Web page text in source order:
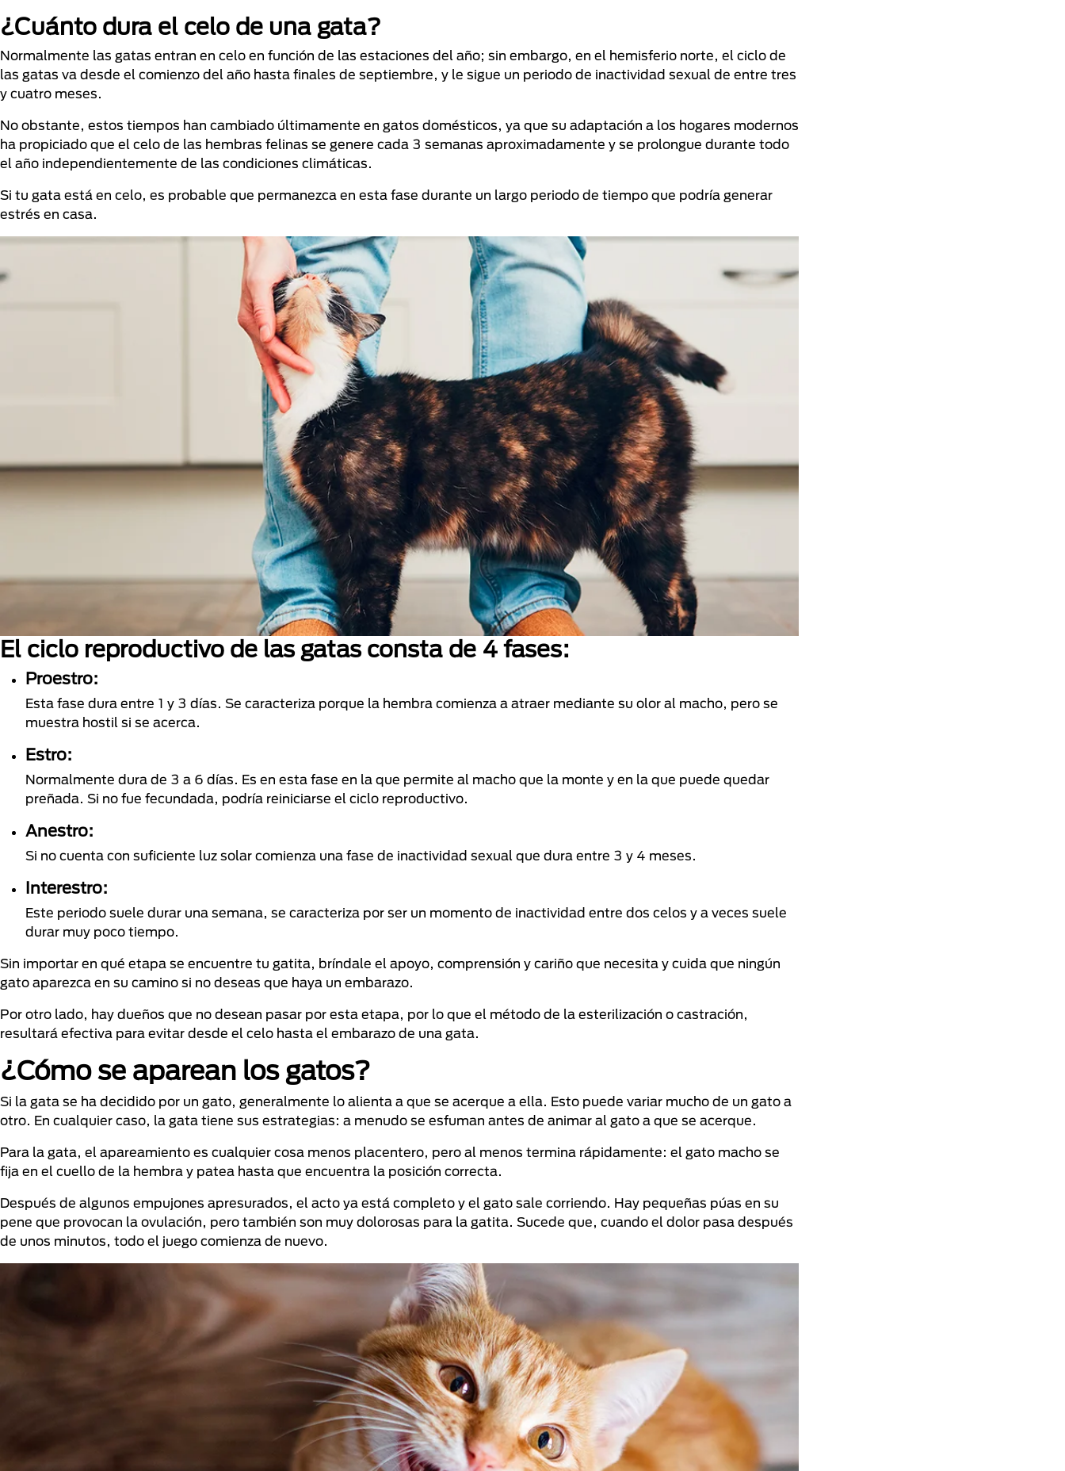
¿Cuánto dura el celo de una gata?
Normalmente las gatas entran en celo en función de las estaciones del año; sin embargo, en el hemisferio norte, el ciclo de
las gatas va desde el comienzo del año hasta finales de septiembre, y le sigue un periodo de inactividad sexual de entre tres
y cuatro meses.
No obstante, estos tiempos han cambiado últimamente en gatos domésticos, ya que su adaptación a los hogares modernos
ha propiciado que el celo de las hembras felinas se genere cada 3 semanas aproximadamente y se prolongue durante todo
el año independientemente de las condiciones climáticas.
Si tu gata está en celo, es probable que permanezca en esta fase durante un largo periodo de tiempo que podría generar
estrés en casa.
El ciclo reproductivo de las gatas consta de 4 fases:
Proestro:
Esta fase dura entre 1 y 3 días. Se caracteriza porque la hembra comienza a atraer mediante su olor al macho, pero se
muestra hostil si se acerca.
Estro:
Normalmente dura de 3 a 6 días. Es en esta fase en la que permite al macho que la monte y en la que puede quedar
preñada. Si no fue fecundada, podría reiniciarse el ciclo reproductivo.
Anestro:
Si no cuenta con suficiente luz solar comienza una fase de inactividad sexual que dura entre 3 y 4 meses.
Interestro:
Este periodo suele durar una semana, se caracteriza por ser un momento de inactividad entre dos celos y a veces suele
durar muy poco tiempo.
Sin importar en qué etapa se encuentre tu gatita, bríndale el apoyo, comprensión y cariño que necesita y cuida que ningún
gato aparezca en su camino si no deseas que haya un embarazo.
Por otro lado, hay dueños que no desean pasar por esta etapa, por lo que el método de la esterilización o castración,
resultará efectiva para evitar desde el celo hasta el embarazo de una gata.
¿Cómo se aparean los gatos?
Si la gata se ha decidido por un gato, generalmente lo alienta a que se acerque a ella. Esto puede variar mucho de un gato a
otro. En cualquier caso, la gata tiene sus estrategias: a menudo se esfuman antes de animar al gato a que se acerque.
Para la gata, el apareamiento es cualquier cosa menos placentero, pero al menos termina rápidamente: el gato macho se
fija en el cuello de la hembra y patea hasta que encuentra la posición correcta.
Después de algunos empujones apresurados, el acto ya está completo y el gato sale corriendo. Hay pequeñas púas en su
pene que provocan la ovulación, pero también son muy dolorosas para la gatita. Sucede que, cuando el dolor pasa después
de unos minutos, todo el juego comienza de nuevo.